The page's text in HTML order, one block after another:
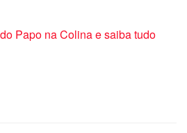
Papo na Colina e saiba tudo